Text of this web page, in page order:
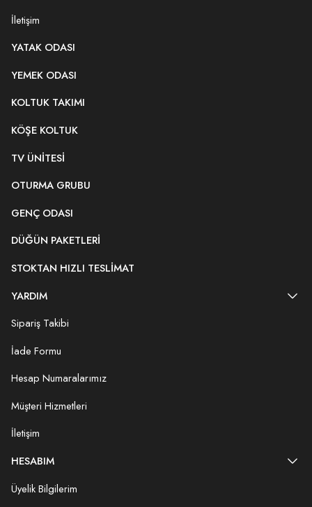
İletişim
YATAK ODASI
YEMEK ODASI
KOLTUK TAKIMI
KÖŞE KOLTUK
TV ÜNITESI
OTURMA GRUBU
GENÇ ODASI
DÜĞÜN PAKETLERI
STOKTAN HIZLI TESLIMAT
YARDIM
Sipariş Takibi
İade Formu
Hesap Numaralarımız
Müşteri Hizmetleri
İletişim
HESABIM
Üyelik Bilgilerim